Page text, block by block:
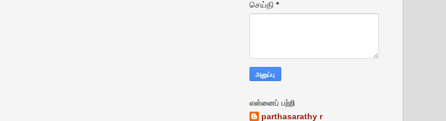
செய்தி *
என்னைப் பற்றி
parthasarathy r